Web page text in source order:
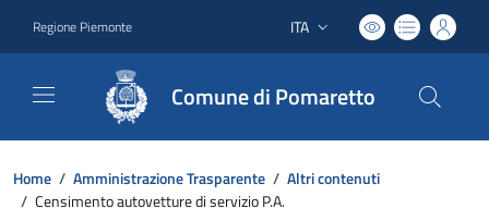
Regione Piemonte Lingua attiva:
ITA
Comune di Pomaretto
Home / Amministrazione Trasparente / Altri contenuti
/ Censimento autovetture di servizio P.A.